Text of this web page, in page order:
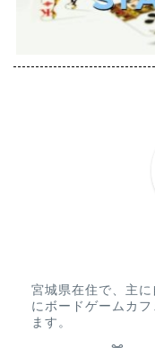
宮城県在住で、主
にボードゲームカ
ます。